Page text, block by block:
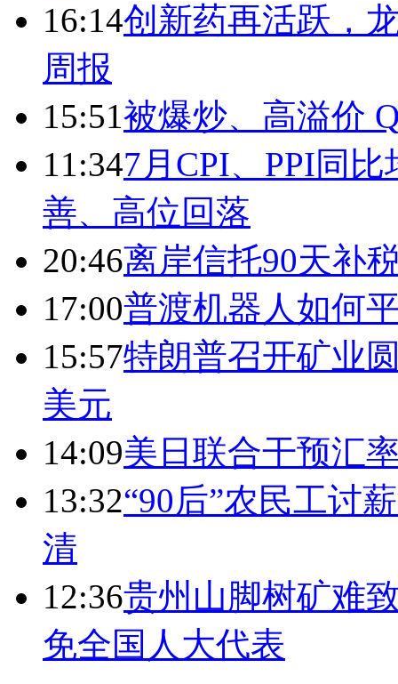
16:14创新药再活跃，
周报
15:51被爆炒、高溢价
11:347月CPI、PPI同
善、高位回落
20:46离岸信托90天补
17:00普渡机器人如何
15:57特朗普召开矿业
美元
14:09美日联合干预汇
13:32“90后”农民工讨
清
12:36贵州山脚树矿难
免全国人大代表